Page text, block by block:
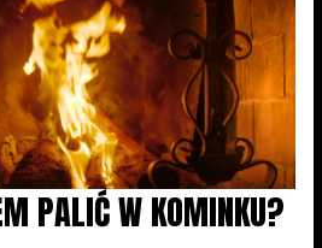
PALIĆ W KOMINKU?